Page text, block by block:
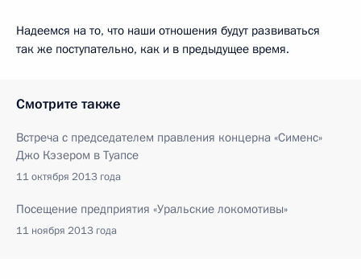
Надеемся на то, что наши отношения будут развиваться
так же поступательно, как и в предыдущее время.
Смотрите также
Встреча с председателем правления концерна «Сименс»
Джо Кэзером в Туапсе
11 октября 2013 года
Посещение предприятия «Уральские локомотивы»
11 ноября 2013 года